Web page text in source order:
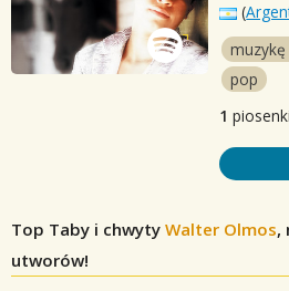
(
pop
1
Top Taby i chwyty Walter Olmos,
utworów!